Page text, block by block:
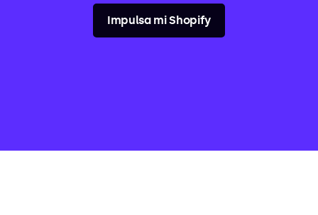
Impulsa mi Shopify